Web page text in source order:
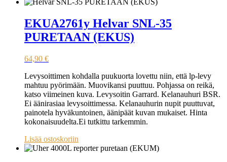
EKUA2761y Helvar SNL-35
PURETAAN (EKUS)
64,90 €
Levysoittimen kohdalla puukuorta lovettu niin, että lp-levy
mahtuu pyörimään. Muovikansi puuttuu. Pohjassa on reikä,
katso viimeinen kuva. Levysoitin Garrard. Kelanauhuri BSR.
Ei äänirasiaa levysoittimessa. Kelanauhurin nupit puuttuvat,
painotela hyväkuntoinen, äänipäät kuvan mukaiset. Hinta
kokonaisuudelta.Ei tutkittu tarkemmin.
Lisää ostoskoriin